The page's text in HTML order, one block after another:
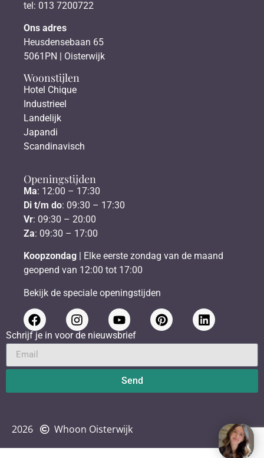
tel: 013 7200722
Ons adres
Heusdensebaan 65
5061PN | Oisterwijk
Woonstijlen
Hotel Chique
Industrieel
Landelijk
Japandi
Scandinavisch
Openingstijden
Ma: 12:00 – 17:30
Di t/m do: 09:30 – 17:30
Vr: 09:30 – 20:00
Za: 09:30 – 17:00
Koopzondag | Elke eerste zondag van de maand
geopend van 12:00 tot 17:00
Bekijk de speciale openingstijden
Schrijf je in voor de nieuwsbrief
Send
2026 Whoon Oisterwijk